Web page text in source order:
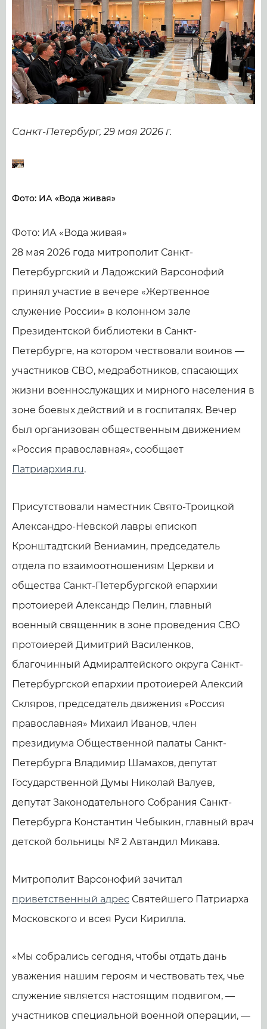
Санкт-Петербург, 29 мая 2026 г.
Фото: ИА «Вода живая»
Фото: ИА «Вода живая»
28 мая 2026 года митрополит Санкт-
Петербургский и Ладожский Варсонофий
принял участие в вечере «Жертвенное
служение России» в колонном зале
Президентской библиотеки в Санкт-
Петербурге, на котором чествовали воинов —
участников СВО, медработников, спасающих
жизни военнослужащих и мирного населения в
зоне боевых действий и в госпиталях. Вечер
был организован общественным движением
«Россия православная», сообщает
Патриархия.ru.
Присутствовали наместник Свято-Троицкой
Александро-Невской лавры епископ
Кронштадтский Вениамин, председатель
отдела по взаимоотношениям Церкви и
общества Санкт-Петербургской епархии
протоиерей Александр Пелин, главный
военный священник в зоне проведения СВО
протоиерей Димитрий Василенков,
благочинный Адмиралтейского округа Санкт-
Петербургской епархии протоиерей Алексий
Скляров, председатель движения «Россия
православная» Михаил Иванов, член
президиума Общественной палаты Санкт-
Петербурга Владимир Шамахов, депутат
Государственной Думы Николай Валуев,
депутат Законодательного Собрания Санкт-
Петербурга Константин Чебыкин, главный врач
детской больницы № 2 Автандил Микава.
Митрополит Варсонофий зачитал
приветственный адрес Святейшего Патриарха
Московского и всея Руси Кирилла.
«Мы собрались сегодня, чтобы отдать дань
уважения нашим героям и чествовать тех, чье
служение является настоящим подвигом, —
участников специальной военной операции, —